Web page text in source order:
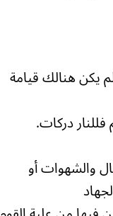
يكن هنالك قيامة
دركات.
والشهوات أو